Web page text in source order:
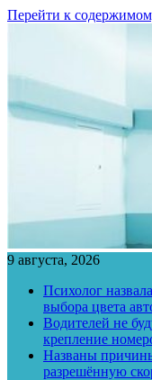
Перейти к
9 августа, 2026
Психолог
выбора цвета
Водителей не
крепление
Названы
разрешённую